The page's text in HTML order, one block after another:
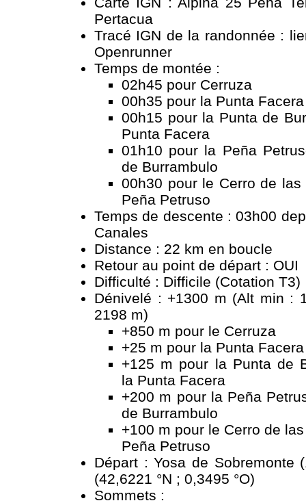
Pertacua
Tracé IGN de la randonnée :
Openrunner
Temps de montée :
02h45 pour Cerruza
00h35 pour la Punta
00h15 pour la Punta de
Punta Facera
01h10 pour la Peña
de Burrambulo
00h30 pour le Cerro de
Peña Petruso
Temps de descente : 03h00
Canales
Distance : 22 km en boucle
Retour au point de départ : OUI
Difficulté : Difficile (Cotation T3)
Dénivelé : +1300 m (Alt min :
2198 m)
+850 m pour le Cerruza
+25 m pour la Punta
+125 m pour la Punta de
la Punta Facera
+200 m pour la Peña
de Burrambulo
+100 m pour le Cerro de
Peña Petruso
Départ : Yosa de Sobremonte
(42,6221 °N ; 0,3495 °O)
Sommets :